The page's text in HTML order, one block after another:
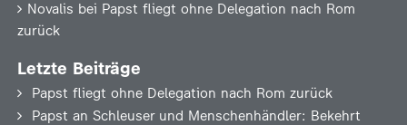
Novalis bei Papst fliegt ohne Delegation nach Rom
zurück
Letzte Beiträge
Papst fliegt ohne Delegation nach Rom zurück
Papst an Schleuser und Menschenhändler: Bekehrt